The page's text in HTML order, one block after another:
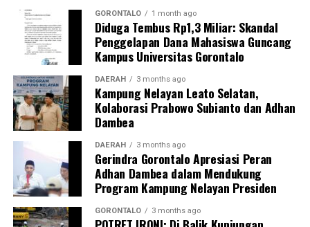
GORONTALO 1 month ago
Diduga Tembus Rp1,3 Miliar: Skandal
Penggelapan Dana Mahasiswa Guncang
Kampus Universitas Gorontalo
DAERAH 3 months ago
Kampung Nelayan Leato Selatan,
Kolaborasi Prabowo Subianto dan Adhan
Dambea
DAERAH 3 months ago
Gerindra Gorontalo Apresiasi Peran
Adhan Dambea dalam Mendukung
Program Kampung Nelayan Presiden
GORONTALO 3 months ago